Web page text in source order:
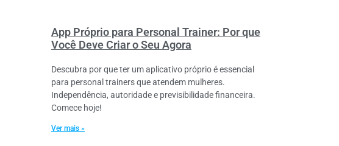
App Próprio para Personal Trainer: Por que
Você Deve Criar o Seu Agora
Descubra por que ter um aplicativo próprio é essencial
para personal trainers que atendem mulheres.
Independência, autoridade e previsibilidade financeira.
Comece hoje!
Ver mais »